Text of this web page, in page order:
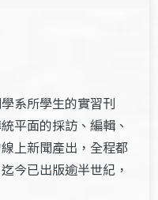
系所學生的實習刊
平面的採訪、編輯、
上新聞產出，全程都
今已出版逾半世紀，